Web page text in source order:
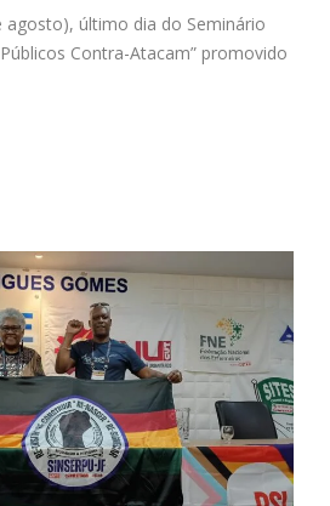
agosto), último dia do Seminário
Contra-Atacam” promovido